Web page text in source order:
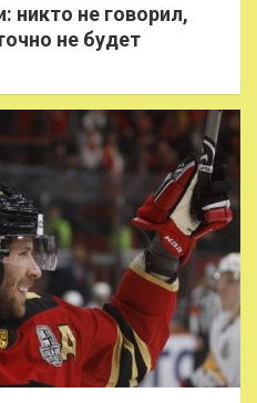
никто не говорил,
не будет